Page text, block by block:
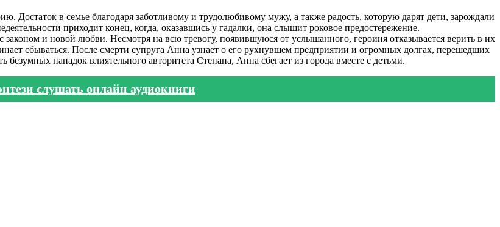
Достаток в семье благодаря заботливому и трудолюбивому мужу, а также радость, которую дарят дети, зарождали
приходит конец, когда, оказавшись у гадалки, она слышит роковое предостережение.
и новой любви. Несмотря на всю тревогу, появившуюся от услышанного, героиня отказывается верить в их
сбываться. После смерти супруга Анна узнает о его рухнувшем предприятии и огромных долгах, перешедших
нападок влиятельного авторитета Степана, Анна сбегает из города вместе с детьми.
слушать онлайн аудиокниги